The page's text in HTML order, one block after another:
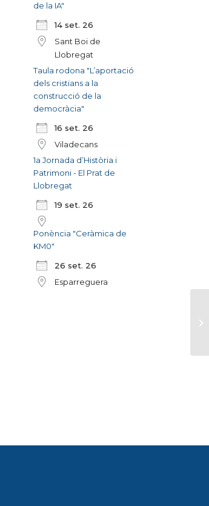
de la IA"
14 set. 26
Sant Boi de
Llobregat
Taula rodona "L’aportació
dels cristians a la
construcció de la
democràcia"
16 set. 26
Viladecans
1a Jornada d’Història i
Patrimoni - El Prat de
Llobregat
19 set. 26
Ponència "Ceràmica de
KM0"
26 set. 26
Esparreguera